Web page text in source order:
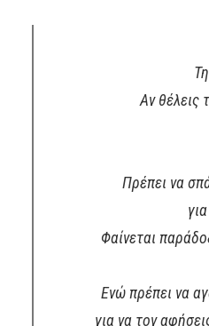
Αν θέλεις
Πρέπει να
Φαίνεται
Ενώ πρέπει να
για να τον